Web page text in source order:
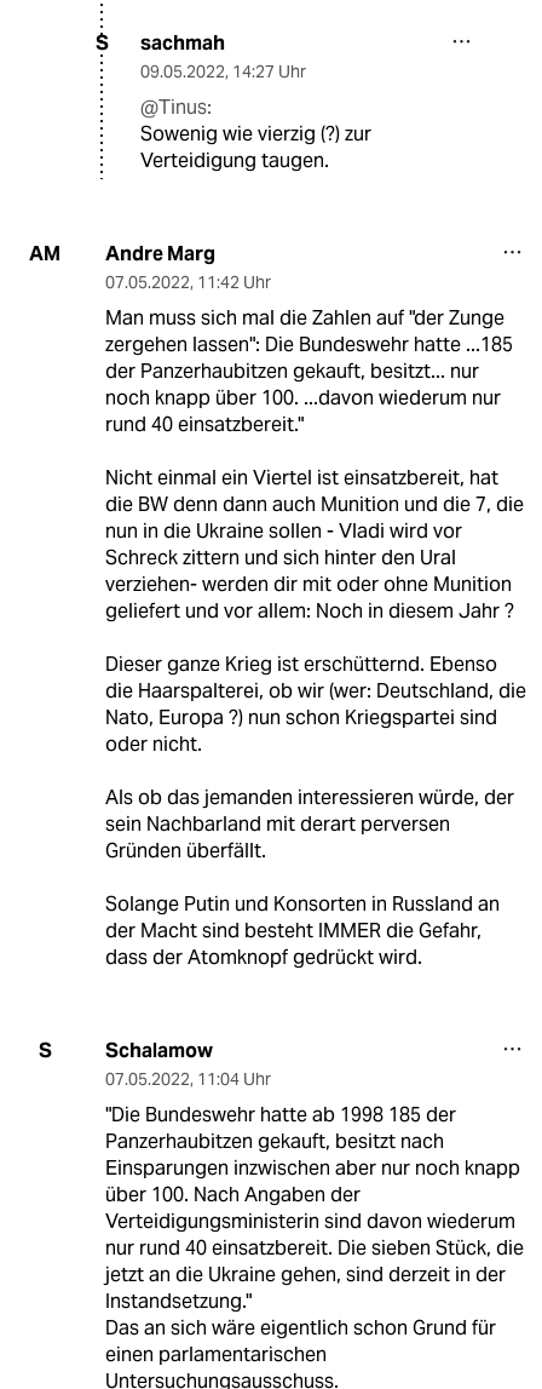
S sachmah
09.05.2022, 14:27 Uhr
@Tinus:
Sowenig wie vierzig (?) zur
Verteidigung taugen.
AM Andre Marg
07.05.2022, 11:42 Uhr
Man muss sich mal die Zahlen auf "der Zunge
zergehen lassen": Die Bundeswehr hatte ...185
der Panzerhaubitzen gekauft, besitzt... nur
noch knapp über 100. ...davon wiederum nur
rund 40 einsatzbereit."
Nicht einmal ein Viertel ist einsatzbereit, hat
die BW denn dann auch Munition und die 7, die
nun in die Ukraine sollen - Vladi wird vor
Schreck zittern und sich hinter den Ural
verziehen- werden dir mit oder ohne Munition
geliefert und vor allem: Noch in diesem Jahr ?
Dieser ganze Krieg ist erschütternd. Ebenso
die Haarspalterei, ob wir (wer: Deutschland, die
Nato, Europa ?) nun schon Kriegspartei sind
oder nicht.
Als ob das jemanden interessieren würde, der
sein Nachbarland mit derart perversen
Gründen überfällt.
Solange Putin und Konsorten in Russland an
der Macht sind besteht IMMER die Gefahr,
dass der Atomknopf gedrückt wird.
S Schalamow
07.05.2022, 11:04 Uhr
"Die Bundeswehr hatte ab 1998 185 der
Panzerhaubitzen gekauft, besitzt nach
Einsparungen inzwischen aber nur noch knapp
über 100. Nach Angaben der
Verteidigungsministerin sind davon wiederum
nur rund 40 einsatzbereit. Die sieben Stück, die
jetzt an die Ukraine gehen, sind derzeit in der
Instandsetzung."
Das an sich wäre eigentlich schon Grund für
einen parlamentarischen
Untersuchungsausschuss.